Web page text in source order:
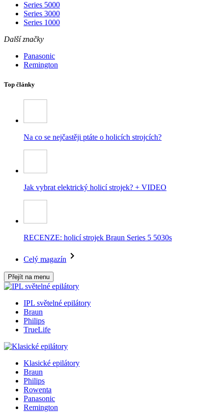
Series 5000
Series 3000
Series 1000
Další značky
Panasonic
Remington
Top články
Na co se nejčastěji ptáte o holicích strojcích?
Jak vybrat elektrický holicí strojek? + VIDEO
RECENZE: holicí strojek Braun Series 5 5030s
Celý magazín
Přejít na menu
IPL světelné epilátory
Braun
Philips
TrueLife
Klasické epilátory
Braun
Philips
Rowenta
Panasonic
Remington